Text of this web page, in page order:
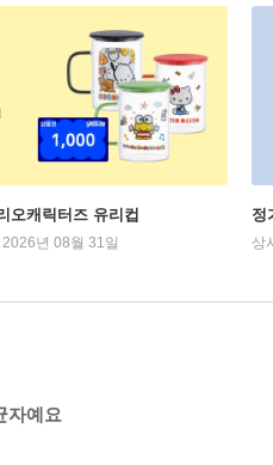
오캐릭터즈 유리컵
년 08월 31일
정
상
자예요